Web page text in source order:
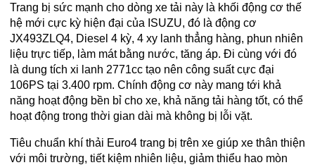
Trang bị sức mạnh cho dòng xe tải này là khối động cơ thế
hệ mới cực kỳ hiện đại của ISUZU, đó là động cơ
JX493ZLQ4, Diesel 4 kỳ, 4 xy lanh thẳng hàng, phun nhiên
liệu trực tiếp, làm mát bằng nước, tăng áp. Đi cùng với đó
là dung tích xi lanh 2771cc tạo nên công suất cực đại
106PS tại 3.400 rpm. Chính động cơ này mang tới khả
năng hoạt động bền bỉ cho xe, khả năng tải hàng tốt, có thể
hoạt động trong thời gian dài mà không bị lỗi vặt.
Tiêu chuẩn khí thải Euro4 trang bị trên xe giúp xe thân thiện
với môi trường, tiết kiệm nhiên liệu, giảm thiểu hao mòn